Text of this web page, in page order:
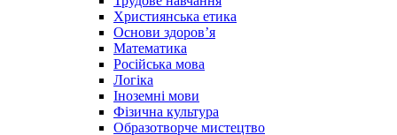
Християнська етика
Основи здоров’я
Математика
Російська мова
Логіка
Іноземні мови
Фізична культура
Образотворче мистецтво